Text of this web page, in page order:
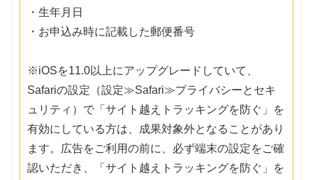
・生年月日
・お申込み時に記載した郵便番号
※iOSを11.0以上にアップグレードしていて、
Safariの設定（設定≫Safari≫プライバシーとセキ
ュリティ）で「サイト越えトラッキングを防ぐ」を
有効にしている方は、成果対象外となることがあり
ます。広告をご利用の前に、必ず端末の設定をご確
認いただき、「サイト越えトラッキングを防ぐ」を